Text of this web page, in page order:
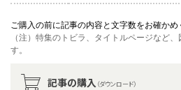
ご購入の前に記事の内容と文字数をお確かめ
（注）特集のトビラ、タイトルページなど
す。
記事の購入 （ダウンロード）